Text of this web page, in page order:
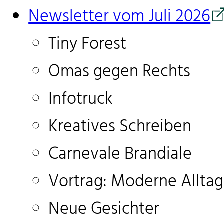
Newsletter vom Juli 2026
Tiny Forest
Omas gegen Rechts
Infotruck
Kreatives Schreiben
Carnevale Brandiale
Vortrag: Moderne
Neue Gesichter